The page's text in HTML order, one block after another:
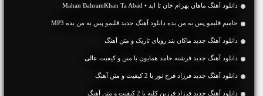
دانلود آهنگ ماهان بهرام خان تا ابد • Mahan BahramKhan Ta Abad
حامیم قلبمو پس به من بده دانلود آهنگ جدید قلبمو پس به من بده MP3
دانلود آهنگ جديد ماکان بند رویای تاریک و متن آهنگ
دانلود آهنگ جديد فرشته حامد همایون با متن و کیفیت عالی
دانلود آهنگ جديد فرزاد فرخ نور با 2 کیفیت و متن آهنگ
دانلود آهنگ جديد فرزاد فرزین کلبه با 2 کیفیت و متن آهنگ